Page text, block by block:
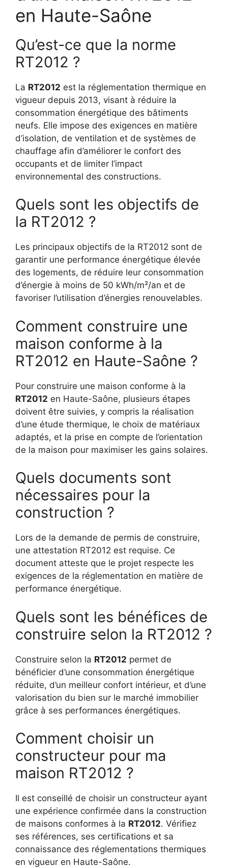
en Haute-Saône
Qu’est-ce que la norme
RT2012 ?
La RT2012 est la réglementation thermique en
vigueur depuis 2013, visant à réduire la
consommation énergétique des bâtiments
neufs. Elle impose des exigences en matière
d’isolation, de ventilation et de systèmes de
chauffage afin d’améliorer le confort des
occupants et de limiter l’impact
environnemental des constructions.
Quels sont les objectifs de
la RT2012 ?
Les principaux objectifs de la RT2012 sont de
garantir une performance énergétique élevée
des logements, de réduire leur consommation
d’énergie à moins de 50 kWh/m²/an et de
favoriser l’utilisation d’énergies renouvelables.
Comment construire une
maison conforme à la
RT2012 en Haute-Saône ?
Pour construire une maison conforme à la
RT2012 en Haute-Saône, plusieurs étapes
doivent être suivies, y compris la réalisation
d’une étude thermique, le choix de matériaux
adaptés, et la prise en compte de l’orientation
de la maison pour maximiser les gains solaires.
Quels documents sont
nécessaires pour la
construction ?
Lors de la demande de permis de construire,
une attestation RT2012 est requise. Ce
document atteste que le projet respecte les
exigences de la réglementation en matière de
performance énergétique.
Quels sont les bénéfices de
construire selon la RT2012 ?
Construire selon la RT2012 permet de
bénéficier d’une consommation énergétique
réduite, d’un meilleur confort intérieur, et d’une
valorisation du bien sur le marché immobilier
grâce à ses performances énergétiques.
Comment choisir un
constructeur pour ma
maison RT2012 ?
Il est conseillé de choisir un constructeur ayant
une expérience confirmée dans la construction
de maisons conformes à la RT2012. Vérifiez
ses références, ses certifications et sa
connaissance des réglementations thermiques
en vigueur en Haute-Saône.